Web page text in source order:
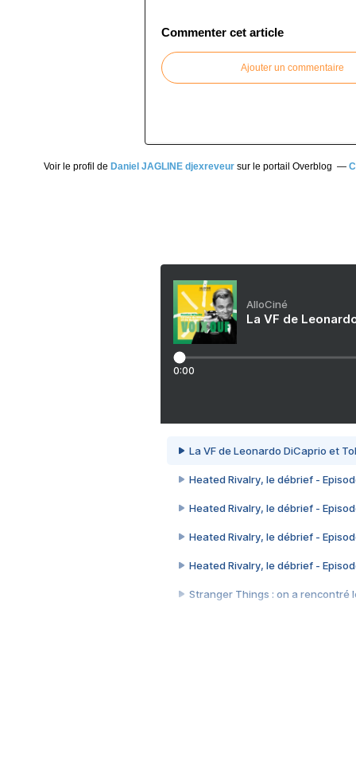
Commenter cet article
Ajouter un commentaire
Voir le profil de Daniel JAGLINE djexreveursur le portail Overblog
AlloCiné
La VF de
0:00
La VF de Leonardo DiCaprio et
Heated Rivalry, le débrief -
Heated Rivalry, le débrief -
Heated Rivalry, le débrief -
Heated Rivalry, le débrief -
Stranger Things : on a rencontré